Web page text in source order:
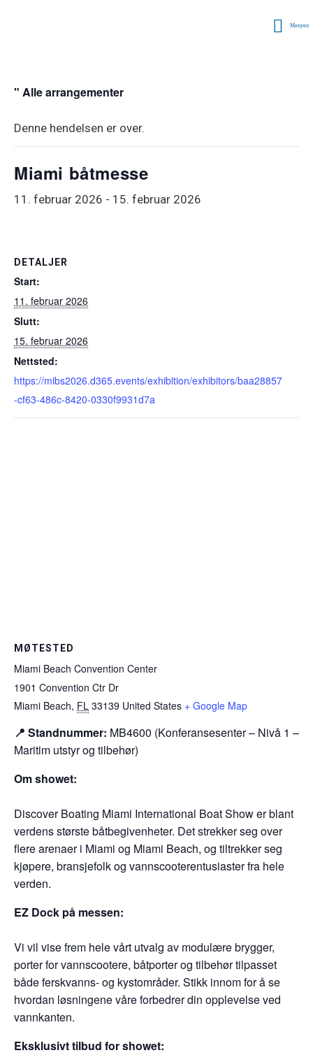
Menyen
" Alle arrangementer
Denne hendelsen er over.
Miami båtmesse
11. februar 2026 - 15. februar 2026
📍 Standnummer: MB4600 (Konferansesenter – Nivå 1 –
Maritim utstyr og tilbehør)
Om showet:
Discover Boating Miami International Boat Show er blant
verdens største båtbegivenheter. Det strekker seg over
flere arenaer i Miami og Miami Beach, og tiltrekker seg
kjøpere, bransjefolk og vannscooterentusiaster fra hele
verden.
EZ Dock på messen:
Vi vil vise frem hele vårt utvalg av modulære brygger,
porter for vannscootere, båtporter og tilbehør tilpasset
både ferskvanns- og kystområder. Stikk innom for å se
hvordan løsningene våre forbedrer din opplevelse ved
vannkanten.
Eksklusivt tilbud for showet:
DETALJER
Start:
11. februar 2026
Slutt:
15. februar 2026
Nettsted:
https://mibs2026.d365.events/exhibition/exhibitors/baa28857
-cf63-486c-8420-0330f9931d7a
MØTESTED
Miami Beach Convention Center
1901 Convention Ctr Dr
Miami Beach, FL 33139 United States + Google Map